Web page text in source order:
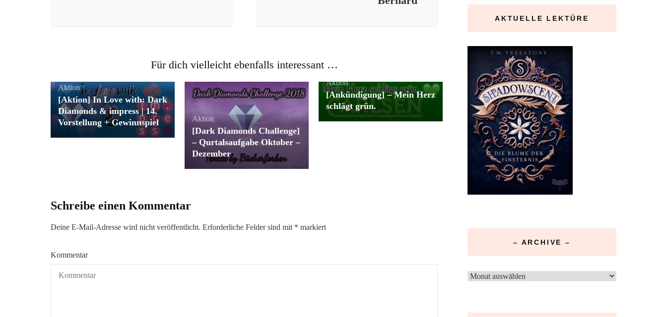
Für dich vielleicht ebenfalls interessant …
Aktion
[Aktion] In Love with: Dark
Diamonds & impress | 14.
Vorstellung + Gewinnspiel
Aktion
[Dark Diamonds Challenge]
– Qurtalsaufgabe Oktober –
Dezember
Aktion
[Ankündigung] – Mein Herz
schlägt grün.
Schreibe einen Kommentar
Deine E-Mail-Adresse wird nicht veröffentlicht. Erforderliche Felder sind mit * markiert
Kommentar
AKTUELLE LEKTÜRE
– ARCHIVE –
–